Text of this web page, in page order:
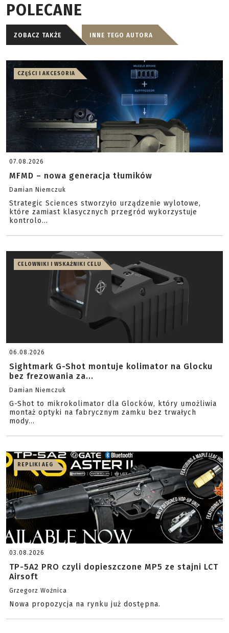
POLECANE
ZOBACZ TAKŻE INNE TEGO AUTORA
CZĘŚCI I AKCESORIA
07.08.2026
MFMD – nowa generacja tłumików
Damian Niemczuk
Strategic Sciences stworzyło urządzenie wylotowe,
które zamiast klasycznych przegród wykorzystuje
kontrolo...
CELOWNIKI I WSKAŹNIKI CELU
06.08.2026
Sightmark G-Shot montuje kolimator na Glocku
bez frezowania za...
Damian Niemczuk
G-Shot to mikrokolimator dla Glocków, który umożliwia
montaż optyki na fabrycznym zamku bez trwałych
mody...
REPLIKI AEG
03.08.2026
TP-5A2 PRO czyli dopieszczone MP5 ze stajni LCT
Airsoft
Grzegorz Woźnica
Nowa propozycja na rynku już dostępna.